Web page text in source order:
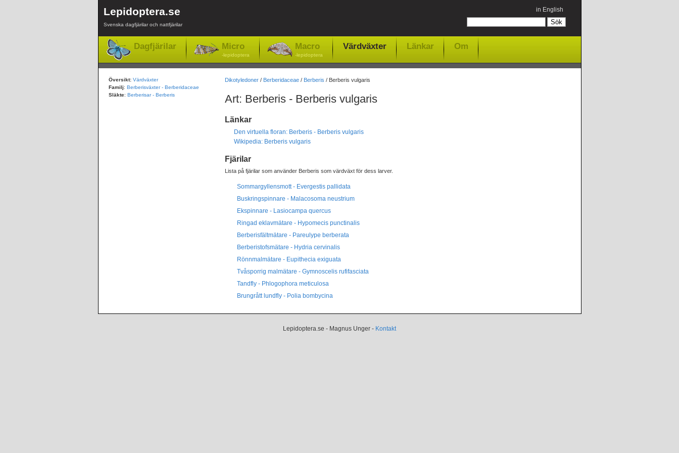
Lepidoptera.se
Svenska dagfjärilar och nattfjärilar
in English
Dagfjärilar Micro
-lepidoptera
Macro
-lepidoptera
Värdväxter Länkar Om
Dikotyledoner/ Berberidaceae/ Berberis / Berberis vulgaris
Art: Berberis - Berberis vulgaris
Länkar
Den virtuella floran: Berberis - Berberis vulgaris
Wikipedia: Berberis vulgaris
Fjärilar
Lista på fjärilar som använder Berberis som värdväxt för dess larver.
Sommargyllensmott - Evergestis pallidata
Buskringspinnare - Malacosoma neustrium
Ekspinnare - Lasiocampa quercus
Ringad eklavmätare - Hypomecis punctinalis
Berberisfältmätare - Pareulype berberata
Berberistofsmätare - Hydria cervinalis
Rönnmalmätare - Eupithecia exiguata
Tvåsporrig malmätare - Gymnoscelis rufifasciata
Tandfly - Phlogophora meticulosa
Brungrått lundfly - Polia bombycina
Översikt: Värdväxter
Familj: Berberisväxter - Berberidaceae
Släkte: Berberisar - Berberis
Lepidoptera.se - Magnus Unger - Kontakt